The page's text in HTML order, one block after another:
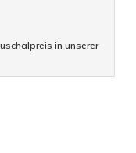
in unserer